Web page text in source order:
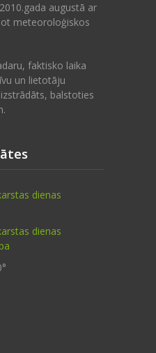
augustā ar
meteoroloģiskos
faktisko laika
un lietotāju
balstoties
dienas
dienas